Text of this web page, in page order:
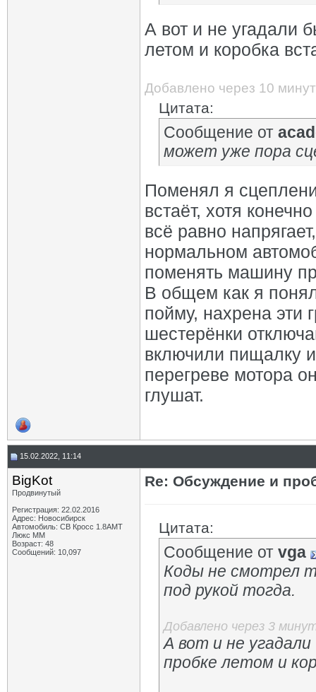
А вот и не угадали
летом и коробка
Добавлено через 10 минут
Цитата:
Сообщение от
может уже пора
Поменял я
встаёт, хотя
всё равно
нормальном
поменять машину
В общем как я
пойму, нахрена эти
шестерёнки
включили пищалку
перегреве мотора
глушат.
15.02.2022, 11:14
BigKot
Продвинутый
Регистрация: 22.02.2016
Адрес: Новосибирск
Автомобиль: СВ Кросс 1.8АМТ
Люкс ММ
Возраст: 48
Сообщений: 10,097
Re: Обсуждение и
Цитата:
Сообщение от vga
Коды не смотрел
под рукой тогда.
Добавлено через 3
А вот и не
пробке летом и